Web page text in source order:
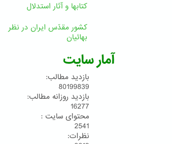
کتابها و آثار استدلال
کشور مقدّس ایران در نظر
بهائیان
آمار سایت
بازدید مطالب:
80199839
بازدید روزانه مطالب:
16277
محتوای سایت :
2541
نظرات: